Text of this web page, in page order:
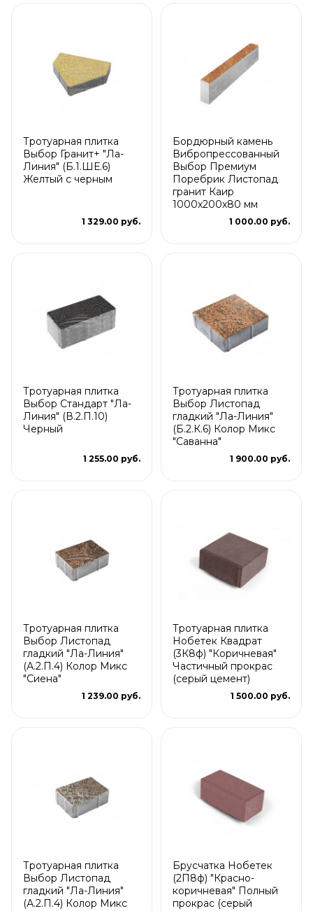
Тротуарная плитка
Выбор Гранит+ "Ла-
Линия" (Б.1.ШЕ.6)
Желтый с черным
1 329.00 руб.
Бордюрный камень
Вибропрессованный
Выбор Премиум
Поребрик Листопад
гранит Каир
1000х200х80 мм
1 000.00 руб.
Тротуарная плитка
Выбор Стандарт "Ла-
Линия" (В.2.П.10)
Черный
1 255.00 руб.
Тротуарная плитка
Выбор Листопад
гладкий "Ла-Линия"
(Б.2.К.6) Колор Микс
"Саванна"
1 900.00 руб.
Тротуарная плитка
Выбор Листопад
гладкий "Ла-Линия"
(А.2.П.4) Колор Микс
"Сиена"
1 239.00 руб.
Тротуарная плитка
Нобетек Квадрат
(3К8ф) "Коричневая"
Частичный прокрас
(серый цемент)
1 500.00 руб.
Тротуарная плитка
Выбор Листопад
гладкий "Ла-Линия"
(А.2.П.4) Колор Микс
Брусчатка Нобетек
(2П8ф) "Красно-
коричневая" Полный
прокрас (серый